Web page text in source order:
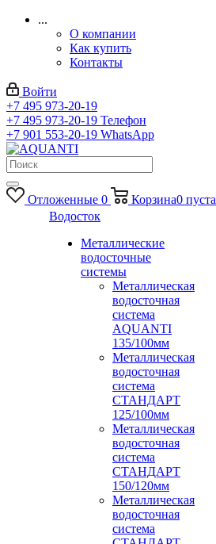
...
О компании
Как купить
Контакты
Войти
+7 495 973-20-19
+7 495 973-20-19 Телефон
+7 901 553-20-19 WhatsApp
Отложенные 0 Корзина0 пуста
Водосток
Металлические
водосточные
системы
Металлическая
водосточная
система
AQUANTI
135/100мм
Металлическая
водосточная
система
СТАНДАРТ
125/100мм
Металлическая
водосточная
система
СТАНДАРТ
150/120мм
Металлическая
водосточная
система